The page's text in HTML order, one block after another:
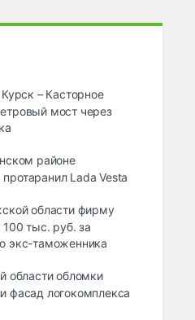
– Касторное
мост через
районе
Lada Vesta
области фирму
тыс. руб. за
экс-таможенника
области обломки
фасад логокомплекса